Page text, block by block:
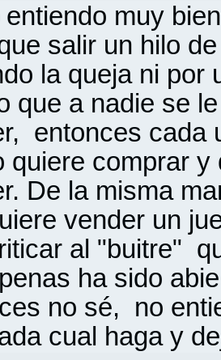
entiendo muy
salir un hilo
la queja ni
que a nadie se
entonces cada
quiere comprar
De la misma
vender un
al "buitre"
ha sido
no sé, no
cual haga y